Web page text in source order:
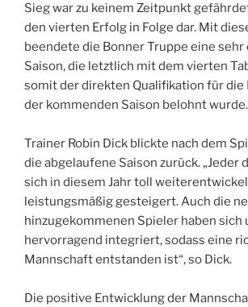
Sieg war zu keinem Zeitpunkt
den vierten Erfolg in Folge dar. Mit
beendete die Bonner Truppe eine
Saison, die letztlich mit dem vierten
somit der direkten Qualifikation für die
der kommenden Saison belohnt wurde.
Trainer Robin Dick blickte nach dem
die abgelaufene Saison zurück. „Jeder
sich in diesem Jahr toll
leistungsmäßig gesteigert. Auch die
hinzugekommenen Spieler haben sich
hervorragend integriert, sodass eine
Mannschaft entstanden ist“, so Dick.
Die positive Entwicklung der